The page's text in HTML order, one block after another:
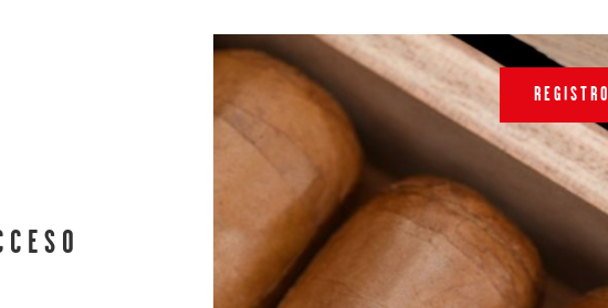
REGISTRO